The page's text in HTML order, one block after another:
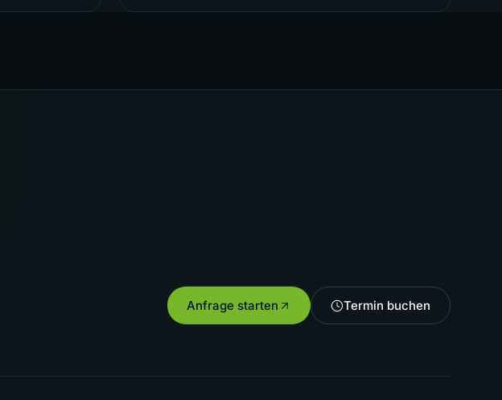
Anfrage starten Termin buchen